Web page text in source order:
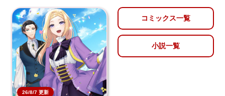
26/8/7 更新
コミックス一覧
小説一覧